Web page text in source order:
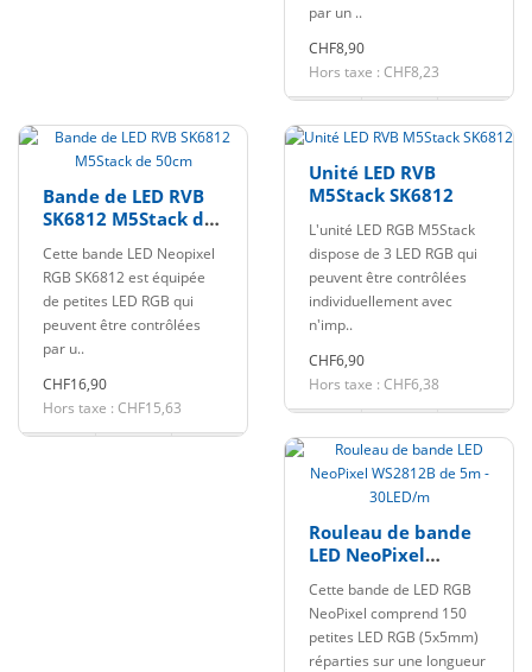
par un ..
CHF8,90
Hors taxe : CHF8,23
Bande de LED RVB
SK6812 M5Stack de
Cette bande LED Neopixel
RGB SK6812 est équipée
de petites LED RGB qui
peuvent être contrôlées
par u..
CHF16,90
Hors taxe : CHF15,63
Unité LED RVB
M5Stack SK6812
L'unité LED RGB M5Stack
dispose de 3 LED RGB qui
peuvent être contrôlées
individuellement avec
n'imp..
CHF6,90
Hors taxe : CHF6,38
Rouleau de bande
LED NeoPixel
30LED/m
Cette bande de LED RGB
NeoPixel comprend 150
petites LED RGB (5x5mm)
réparties sur une longueur